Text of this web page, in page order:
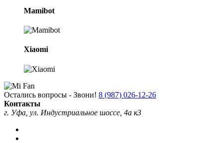
Mamibot
Xiaomi
Остались вопросы - Звони! 8 (987) 026-12-26
Контакты
г. Уфа, ул. Индустриальное шоссе, 4а к3